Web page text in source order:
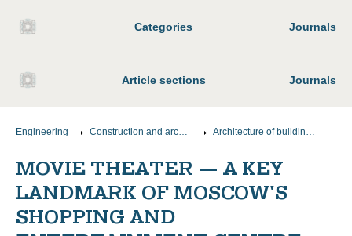
Categories Journals
Article sections Journals
Engineering Construction and architecture Architecture of buildings and structures. Creative concepts of architectural activity
MOVIE THEATER — A KEY
LANDMARK OF MOSCOW'S
SHOPPING AND